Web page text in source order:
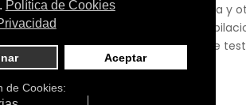
de cambios bruscos de temperatura y
después de la exposición solar,
y pediátricamente